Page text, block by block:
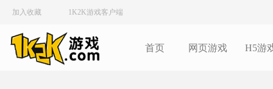
加入收藏 1K2K游戏客户端
首页 网页游戏 H5游